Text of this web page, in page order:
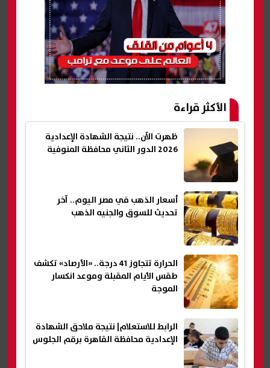
الأكثر قراءة
ظهرت الآن.. نتيجة الشهادة الإعدادية
2026 الدور الثاني محافظة المنوفية
أسعار الذهب في مصر اليوم.. آخر
تحديث للسوق والجنيه الذهب
الحرارة تتجاوز 41 درجة.. «الأرصاد» تكشف
طقس الأيام المقبلة وموعد انكسار
الموجة
الرابط للاستعلام| نتيجة ملاحق الشهادة
الإعدادية محافظة القاهرة برقم الجلوس